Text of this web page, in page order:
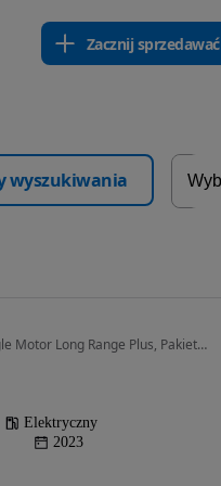
Zacznij sprzedawać
wyszukiwania
272 KM • EX30 69kWh Single Motor Long Range Plus, Pakiet climate, Harman Kardon
Elektryczny
2023